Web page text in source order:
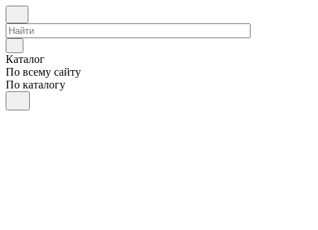
Каталог
По всему сайту
По каталогу